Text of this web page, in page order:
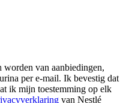
van aanbiedingen,
per e-mail. Ik bevestig dat
ik mijn toestemming op elk
van Nestlé